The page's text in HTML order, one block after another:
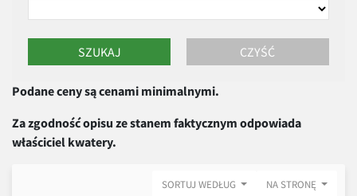
Podane ceny są cenami minimalnymi.
Za zgodność opisu ze stanem faktycznym odpowiada
właściciel kwatery.
SORTUJ WEDŁUG NA STRONĘ